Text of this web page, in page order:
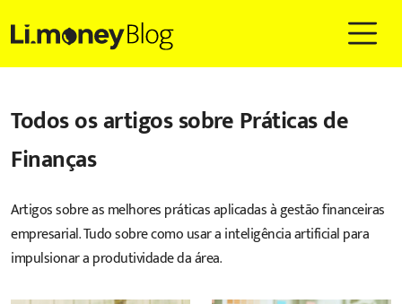
Todos os artigos sobrePráticas de
Finanças
Artigos sobre as melhores práticas aplicadas à gestão financeiras
empresarial. Tudo sobre como usar a inteligência artificial para
impulsionar a produtividade da área.